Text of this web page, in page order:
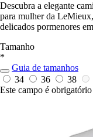
Descubra a elegante
para mulher da
delicados pormenores
Tamanho
*
Guia de tamanhos
34
36 38
Este campo é obrigatório